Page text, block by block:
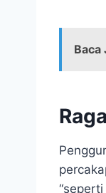
Baca
“seperti